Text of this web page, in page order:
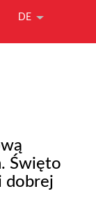
DE
Święto
dobrej